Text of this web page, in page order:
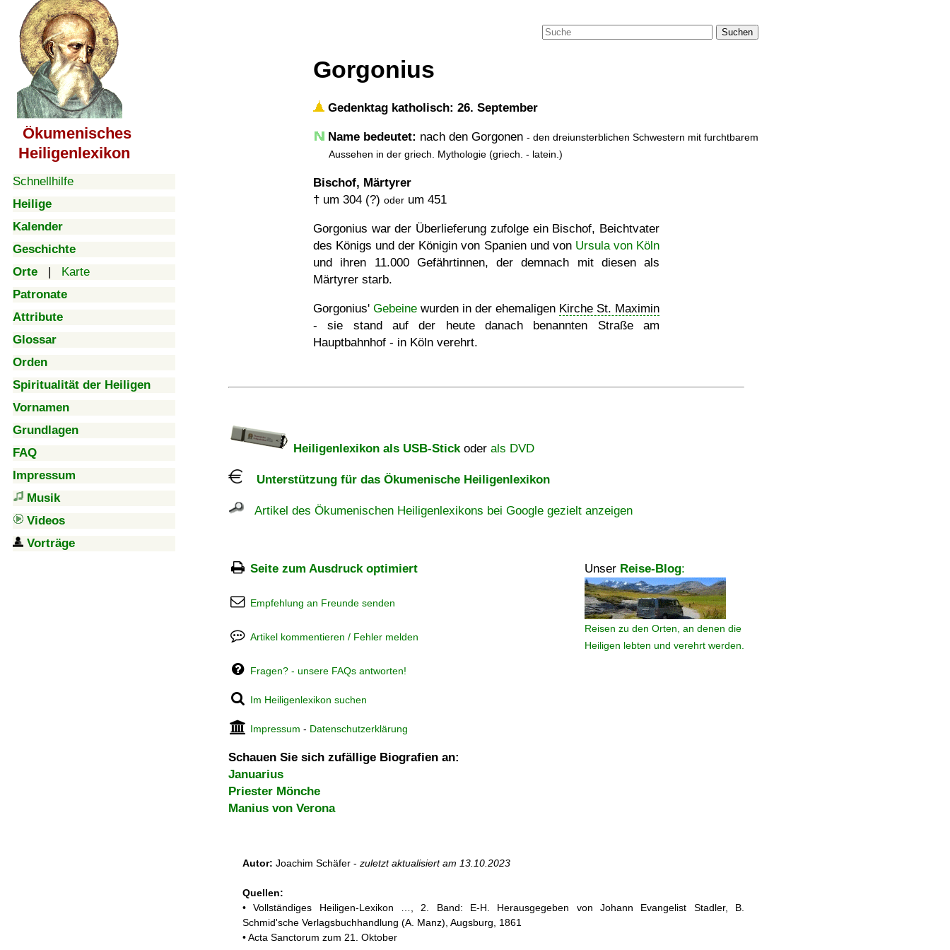
Ökumenisches
Heiligenlexikon
Schnellhilfe
Heilige
Kalender
Geschichte
Orte | Karte
Patronate
Attribute
Glossar
Orden
Spiritualität der Heiligen
Vornamen
Grundlagen
FAQ
Impressum
Musik
Videos
Vorträge
Suchen
Gorgonius
Gedenktag katholisch: 26. September
Name bedeutet: nach den Gorgonen - den dreiunsterblichen Schwestern mit furchtbarem
Aussehen in der griech. Mythologie (griech. - latein.)
Bischof, Märtyrer
† um 304 (?) oder um 451
Gorgonius war der Überlieferung zufolge ein Bischof, Beichtvater
des Königs und der Königin von Spanien und von Ursula von Köln
und ihren 11.000 Gefährtinnen, der demnach mit diesen als
Märtyrer starb.
Gorgonius' Gebeine wurden in der ehemaligen Kirche St. Maximin
- sie stand auf der heute danach benannten Straße am
Hauptbahnhof - in Köln verehrt.
Heiligenlexikon als USB-Stickoder als DVD
Unterstützung für das Ökumenische Heiligenlexikon
Artikel des Ökumenischen Heiligenlexikons bei Google gezielt anzeigen
Seite zum Ausdruck optimiert Unser Reise-Blog:
Reisen zu den Orten, an denen die
Heiligen lebten und verehrt werden.
Empfehlung an Freunde senden
Artikel kommentieren / Fehler melden
Fragen? - unsere FAQs antworten!
Im Heiligenlexikon suchen
Impressum - Datenschutzerklärung
Schauen Sie sich zufällige Biografien an:
Januarius
Priester Mönche
Manius von Verona
Autor: Joachim Schäfer - zuletzt aktualisiert am 13.10.2023
Quellen:
• Vollständiges Heiligen-Lexikon …, 2. Band: E-H. Herausgegeben von Johann Evangelist Stadler, B.
Schmid'sche Verlagsbuchhandlung (A. Manz), Augsburg, 1861
• Acta Sanctorum zum 21. Oktober